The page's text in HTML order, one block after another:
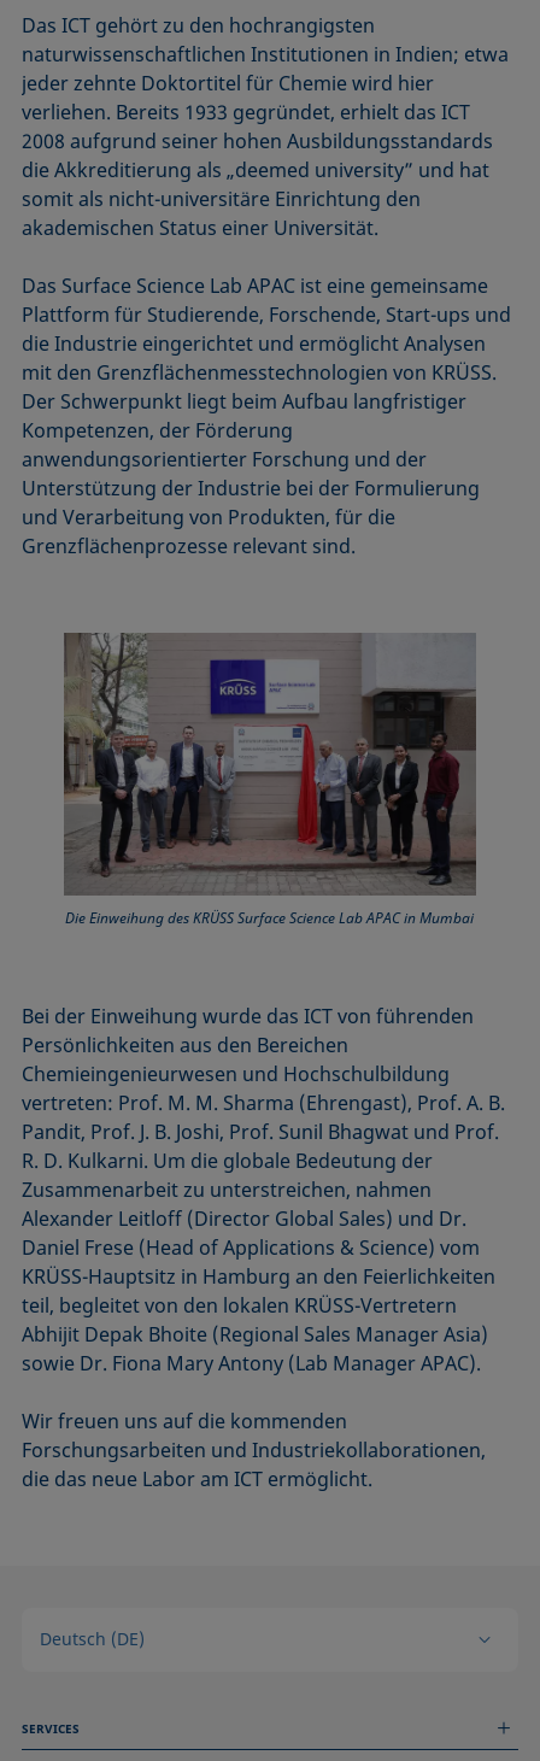
Das ICT gehört zu den hochrangigsten
naturwissenschaftlichen Institutionen in Indien; etwa
jeder zehnte Doktortitel für Chemie wird hier
verliehen. Bereits 1933 gegründet, erhielt das ICT
2008 aufgrund seiner hohen Ausbildungsstandards
die Akkreditierung als „deemed university” und hat
somit als nicht-universitäre Einrichtung den
akademischen Status einer Universität.
Das Surface Science Lab APAC ist eine gemeinsame
Plattform für Studierende, Forschende, Start-ups und
die Industrie eingerichtet und ermöglicht Analysen
mit den Grenzflächenmesstechnologien von KRÜSS.
Der Schwerpunkt liegt beim Aufbau langfristiger
Kompetenzen, der Förderung
anwendungsorientierter Forschung und der
Unterstützung der Industrie bei der Formulierung
und Verarbeitung von Produkten, für die
Grenzflächenprozesse relevant sind.
Die Einweihung des KRÜSS Surface Science Lab APAC in Mumbai
Bei der Einweihung wurde das ICT von führenden
Persönlichkeiten aus den Bereichen
Chemieingenieurwesen und Hochschulbildung
vertreten: Prof. M. M. Sharma (Ehrengast), Prof. A. B.
Pandit, Prof. J. B. Joshi, Prof. Sunil Bhagwat und Prof.
R. D. Kulkarni. Um die globale Bedeutung der
Zusammenarbeit zu unterstreichen, nahmen
Alexander Leitloff (Director Global Sales) und Dr.
Daniel Frese (Head of Applications & Science) vom
KRÜSS-Hauptsitz in Hamburg an den Feierlichkeiten
teil, begleitet von den lokalen KRÜSS-Vertretern
Abhijit Depak Bhoite (Regional Sales Manager Asia)
sowie Dr. Fiona Mary Antony (Lab Manager APAC).
Wir freuen uns auf die kommenden
Forschungsarbeiten und Industriekollaborationen,
die das neue Labor am ICT ermöglicht.
Deutsch (DE)
SERVICES